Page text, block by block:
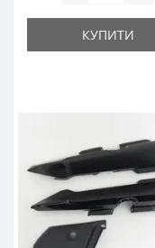
КУПИТИ